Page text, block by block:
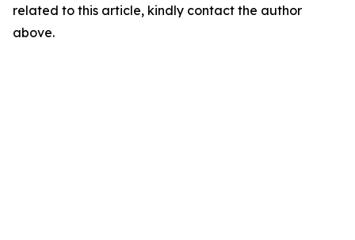
related to this article, kindly contact the author
above.